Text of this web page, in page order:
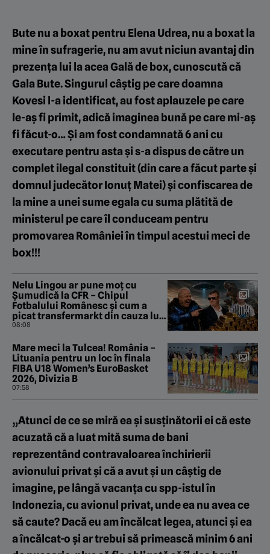
Bute nu a boxat pentru Elena Udrea, nu a boxat la
mine în sufragerie, nu am avut niciun avantaj din
prezența lui la acea Gală de box, cunoscută că
Gala Bute. Singurul câștig pe care doamna
Kovesi l-a identificat, au fost aplauzele pe care
le-aș fi primit, adică imaginea bună pe care mi-aș
fi făcut-o… Și am fost condamnată 6 ani cu
executare pentru asta și s-a dispus de către un
complet ilegal constituit (din care a făcut parte și
domnul judecător Ionuț Matei) și confiscarea de
la mine a unei sume egala cu suma plătită de
ministerul pe care îl conduceam pentru
promovarea României în timpul acestui meci de
box!!!
Nelu Lingou ar pune moț cu
Șumudică la CFR – Chipul
Fotbalului Românesc și cum a
picat transfermarkt din cauza lui
Dan Nistor. „Pastila de la Manila”
08:08
Mare meci la Tulcea! România –
Lituania pentru un loc în finala
FIBA U18 Women’s EuroBasket
2026, Divizia B
07:58
„Atunci de ce se miră ea și susținătorii ei că este
acuzată că a luat mită suma de bani
reprezentând contravaloarea închirierii
avionului privat și că a avut și un câștig de
imagine, pe lângă vacanța cu spp-istul în
Indonezia, cu avionul privat, unde ea nu avea ce
să caute? Dacă eu am încălcat legea, atunci și ea
a încălcat-o și ar trebui să primească minim 6 ani